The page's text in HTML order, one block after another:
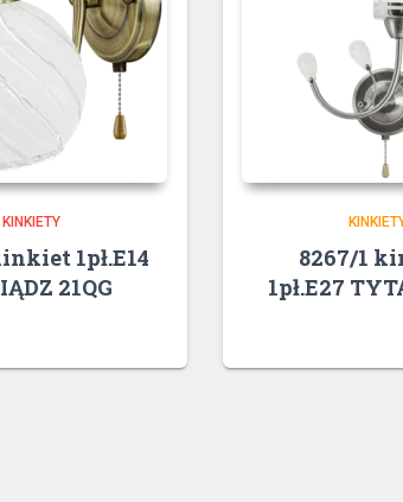
KINKIETY
1pł.E14
21QG
8267/1
1pł.E27